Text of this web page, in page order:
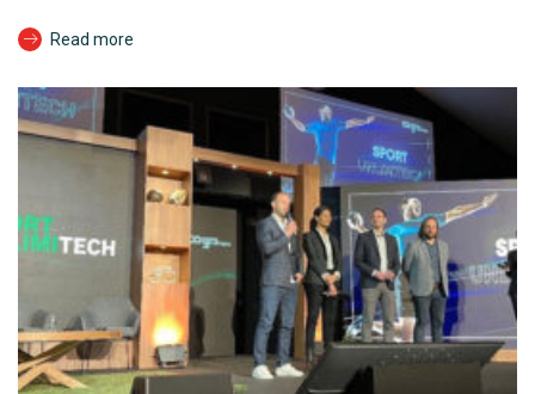
Read more